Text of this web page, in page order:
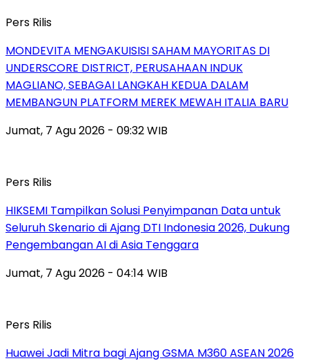
Pers Rilis
MONDEVITA MENGAKUISISI SAHAM MAYORITAS DI
UNDERSCORE DISTRICT, PERUSAHAAN INDUK
MAGLIANO, SEBAGAI LANGKAH KEDUA DALAM
MEMBANGUN PLATFORM MEREK MEWAH ITALIA BARU
Jumat, 7 Agu 2026 - 09:32 WIB
Pers Rilis
HIKSEMI Tampilkan Solusi Penyimpanan Data untuk
Seluruh Skenario di Ajang DTI Indonesia 2026, Dukung
Pengembangan AI di Asia Tenggara
Jumat, 7 Agu 2026 - 04:14 WIB
Pers Rilis
Huawei Jadi Mitra bagi Ajang GSMA M360 ASEAN 2026